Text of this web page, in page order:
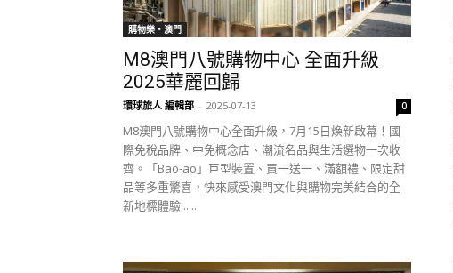
購物樂‧澳門
M8澳門八號購物中心 全面升級
2025華麗回歸
環球旅人 編輯部 - 2025-07-13 0
M8澳門八號購物中心全面升級，7月15日煥新啟幕！國
際免稅品牌、中免概念店、潮流名品與生活選物一次收
齊。「Bao-ao」巨型裝置、買一送一、滿額禮、限定甜
品等多重驚喜，快來感受澳門文化與購物完美結合的全
新地標體驗......